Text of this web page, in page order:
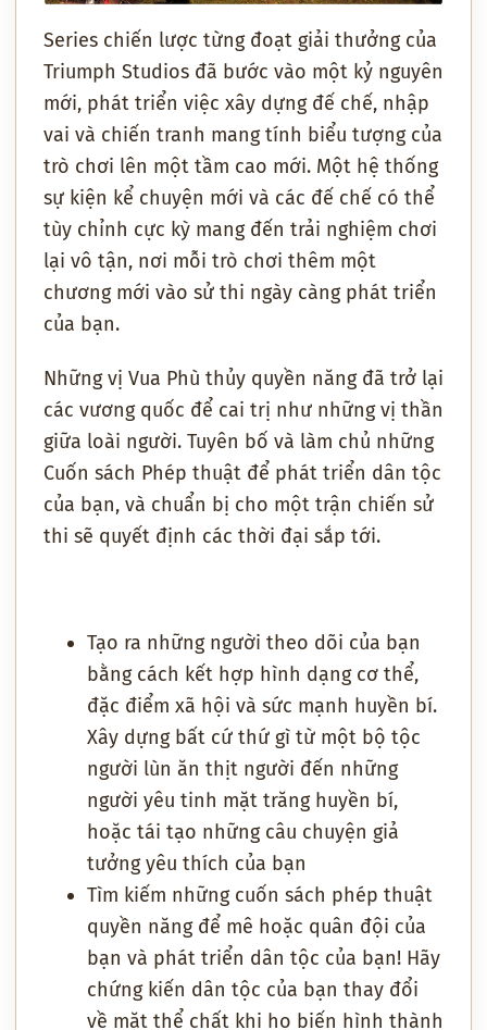
Series chiến lược từng đoạt giải thưởng của
Triumph Studios đã bước vào một kỷ nguyên
mới, phát triển việc xây dựng đế chế, nhập
vai và chiến tranh mang tính biểu tượng của
trò chơi lên một tầm cao mới. Một hệ thống
sự kiện kể chuyện mới và các đế chế có thể
tùy chỉnh cực kỳ mang đến trải nghiệm chơi
lại vô tận, nơi mỗi trò chơi thêm một
chương mới vào sử thi ngày càng phát triển
của bạn.
Những vị Vua Phù thủy quyền năng đã trở lại
các vương quốc để cai trị như những vị thần
giữa loài người. Tuyên bố và làm chủ những
Cuốn sách Phép thuật để phát triển dân tộc
của bạn, và chuẩn bị cho một trận chiến sử
thi sẽ quyết định các thời đại sắp tới.
Tạo ra những người theo dõi của bạn
bằng cách kết hợp hình dạng cơ thể,
đặc điểm xã hội và sức mạnh huyền bí.
Xây dựng bất cứ thứ gì từ một bộ tộc
người lùn ăn thịt người đến những
người yêu tinh mặt trăng huyền bí,
hoặc tái tạo những câu chuyện giả
tưởng yêu thích của bạn
Tìm kiếm những cuốn sách phép thuật
quyền năng để mê hoặc quân đội của
bạn và phát triển dân tộc của bạn! Hãy
chứng kiến ​​dân tộc của bạn thay đổi
về mặt thể chất khi họ biến hình thành